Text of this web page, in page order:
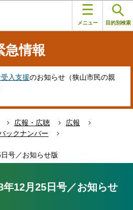
メニュー 目的別検索
急情報
入支援のお知らせ（狭山市民の親
広報・広聴
広報
ックナンバー
号／お知らせ版
12月25日号／お知らせ